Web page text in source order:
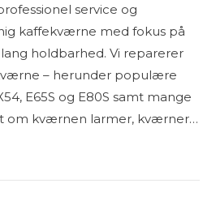
service og
kaffekværne med fokus på
holdbarhed. Vi reparerer
– herunder populære
E65S og E80S samt mange
om kværnen larmer, kværner…